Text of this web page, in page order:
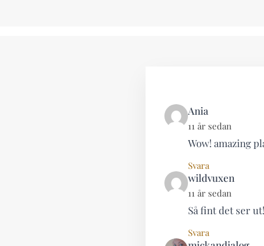
Ania
11 år sedan
Wow! amazing
Svara
wildvuxen
11 år sedan
Så fint det ser ut!
Svara